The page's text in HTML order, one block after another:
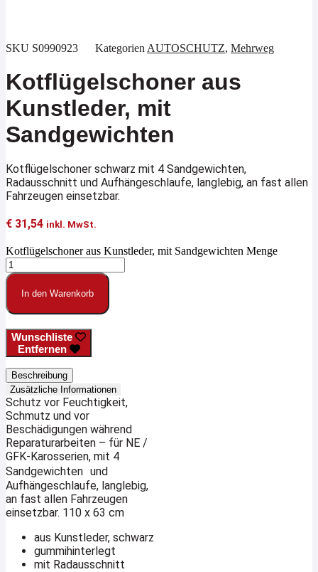
SKU S0990923 Kategorien AUTOSCHUTZ, Mehrweg
Kotflügelschoner aus
Kunstleder, mit
Sandgewichten
Kotflügelschoner schwarz mit 4 Sandgewichten,
Radausschnitt und Aufhängeschlaufe, langlebig, an fast allen
Fahrzeugen einsetzbar.
€ 31,54 inkl. MwSt.
Kotflügelschoner aus Kunstleder, mit Sandgewichten Menge
In den Warenkorb
Wunschliste
Entfernen
Beschreibung
Zusätzliche Informationen
Schutz vor Feuchtigkeit,
Schmutz und vor
Beschädigungen während
Reparaturarbeiten – für NE /
GFK-Karosserien, mit 4
Sandgewichten und
Aufhängeschlaufe, langlebig,
an fast allen Fahrzeugen
einsetzbar. 110 x 63 cm
aus Kunstleder, schwarz
gummihinterlegt
mit Radausschnitt